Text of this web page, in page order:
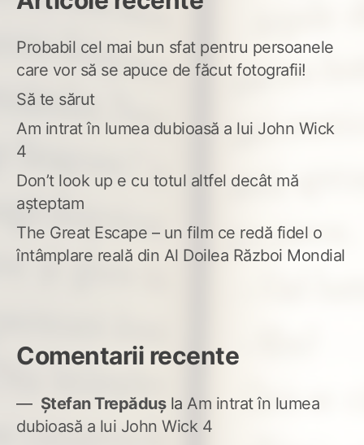
Probabil cel mai bun sfat pentru persoanele
care vor să se apuce de făcut fotografii!
Să te sărut
Am intrat în lumea dubioasă a lui John Wick
4
Don’t look up e cu totul altfel decât mă
așteptam
The Great Escape – un film ce redă fidel o
întâmplare reală din Al Doilea Război Mondial
Comentarii recente
Ștefan Trepădușla Am intrat în lumea
dubioasă a lui John Wick 4